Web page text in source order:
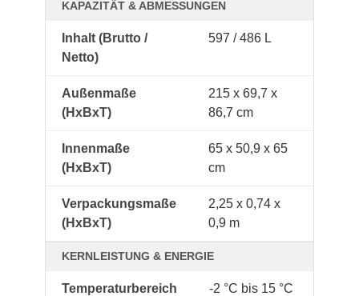
KAPAZITÄT & ABMESSUNGEN
Inhalt (Brutto /
Netto)
597 / 486 L
Außenmaße
(HxBxT)
215 x 69,7 x
86,7 cm
Innenmaße
(HxBxT)
65 x 50,9 x 65
cm
Verpackungsmaße
(HxBxT)
2,25 x 0,74 x
0,9 m
KERNLEISTUNG & ENERGIE
Temperaturbereich -2 °C bis 15 °C